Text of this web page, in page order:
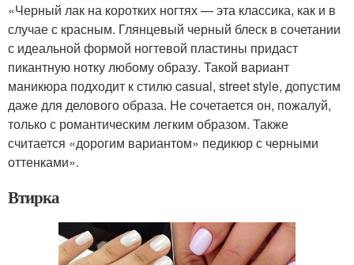
«Черный лак на коротких ногтях — эта классика, как и в
случае с красным. Глянцевый черный блеск в сочетании
с идеальной формой ногтевой пластины придаст
пикантную нотку любому образу. Такой вариант
маникюра подходит к стилю casual, street style, допустим
даже для делового образа. Не сочетается он, пожалуй,
только с романтическим легким образом. Также
считается «дорогим вариантом» педикюр с черными
оттенками».
Втирка